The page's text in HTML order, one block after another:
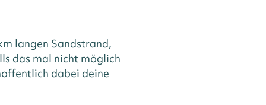
langen Sandstrand,
das mal nicht möglich
dabei deine